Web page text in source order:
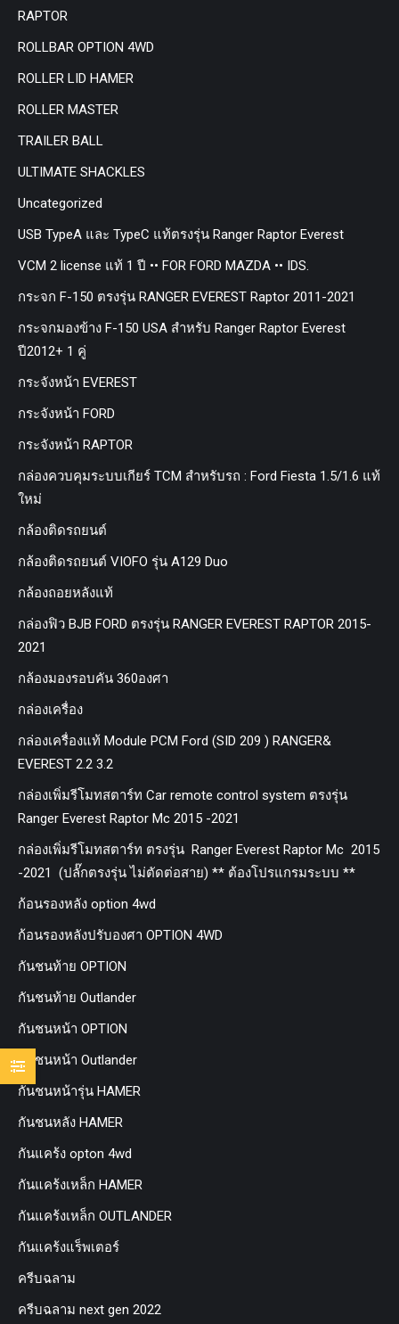
RAPTOR
ROLLBAR OPTION 4WD
ROLLER LID HAMER
ROLLER MASTER
TRAILER BALL
ULTIMATE SHACKLES
Uncategorized
USB TypeA และ TypeC แท้ตรงรุ่น Ranger Raptor Everest
VCM 2 license แท้ 1 ปี •• FOR FORD MAZDA •• IDS.
กระจก F-150 ตรงรุ่น RANGER EVEREST Raptor 2011-2021
กระจกมองข้าง F-150 USA สำหรับ Ranger Raptor Everest
ปี2012+ 1 คู่
กระจังหน้า EVEREST
กระจังหน้า FORD
กระจังหน้า RAPTOR
กล่องควบคุมระบบเกียร์ TCM สำหรับรถ : Ford Fiesta 1.5/1.6 แท้
ใหม่
กล้องติดรถยนต์
กล้องติดรถยนต์ VIOFO รุ่น A129 Duo
กล้องถอยหลังแท้
กล่องฟิว BJB FORD ตรงรุ่น RANGER EVEREST RAPTOR 2015-
2021
กล้องมองรอบคัน 360องศา
กล่องเครื่อง
กล่องเครื่องแท้ Module PCM Ford (SID 209 ) RANGER&
EVEREST 2.2 3.2
กล่องเพิ่มรีโมทสตาร์ท Car remote control system ตรงรุ่น
Ranger Everest Raptor Mc 2015 -2021
กล่องเพิ่มรีโมทสตาร์ท ตรงรุ่น Ranger Everest Raptor Mc 2015
-2021 (ปลั๊กตรงรุ่น ไม่ตัดต่อสาย) ** ต้องโปรแกรมระบบ **
ก้อนรองหลัง option 4wd
ก้อนรองหลังปรับองศา OPTION 4WD
กันชนท้าย OPTION
กันชนท้าย Outlander
กันชนหน้า OPTION
กันชนหน้า Outlander
กันชนหน้ารุ่น HAMER
กันชนหลัง HAMER
กันแคร้ง opton 4wd
กันแคร้งเหล็ก HAMER
กันแคร้งเหล็ก OUTLANDER
กันแคร้งแร็พเตอร์
ครีบฉลาม
ครีบฉลาม next gen 2022